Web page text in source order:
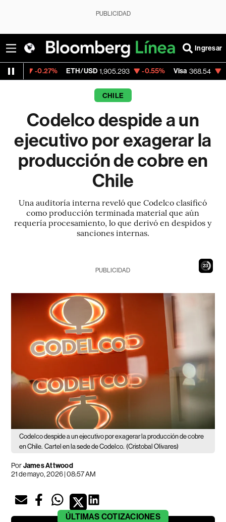
PUBLICIDAD
Ingresar
ETH/USD 1,905.293 -0.55% Visa 368.54 -0.28%
CHILE
Codelco despide a un
ejecutivo por exagerar la
producción de cobre en
Chile
Una auditoría interna reveló que Codelco clasificó
como producción terminada material que aún
requería procesamiento, lo que derivó en despidos y
sanciones internas.
22
PUBLICIDAD
Codelco despide a un ejecutivo por exagerar la producción de cobre
en Chile. Cartel en la sede de Codelco. (Cristobal Olivares)
PorJames Attwood
21 de mayo, 2026 | 08:57 AM
ÚLTIMAS COTIZACIONES